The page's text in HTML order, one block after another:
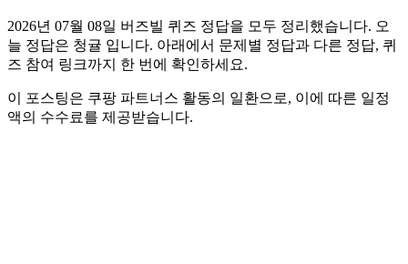
2026년 07월 08일 버즈빌 퀴즈 정답을 모두 정리했습니다. 오
늘 정답은 청귤 입니다. 아래에서 문제별 정답과 다른 정답, 퀴
즈 참여 링크까지 한 번에 확인하세요.
이 포스팅은 쿠팡 파트너스 활동의 일환으로, 이에 따른 일정
액의 수수료를 제공받습니다.